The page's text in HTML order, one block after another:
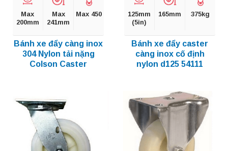
Max
200mm
Max
241mm
Max 450
Bánh xe đẩy càng inox
304 Nylon tải nặng
Colson Caster
125mm
(5in)
165mm 375kg
Bánh xe đẩy caster
càng inox cố định
nylon d125 54111